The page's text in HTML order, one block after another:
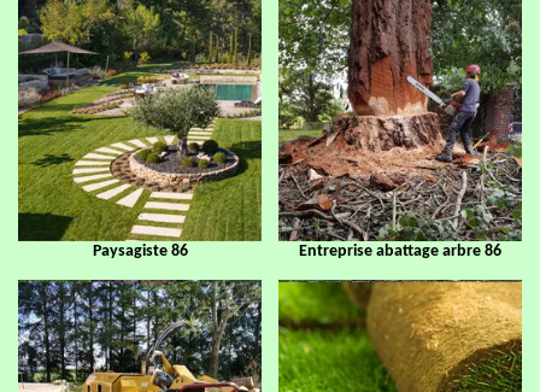
Paysagiste 86 Entreprise abattage arbre 86